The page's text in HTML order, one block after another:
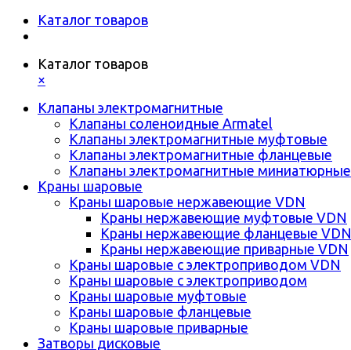
Каталог товаров
Каталог товаров
×
Клапаны электромагнитные
Клапаны соленоидные Armatel
Клапаны электромагнитные муфтовые
Клапаны электромагнитные фланцевые
Клапаны электромагнитные миниатюрные
Краны шаровые
Краны шаровые нержавеющие VDN
Краны нержавеющие муфтовые VDN
Краны нержавеющие фланцевые VDN
Краны нержавеющие приварные VDN
Краны шаровые с электроприводом VDN
Краны шаровые с электроприводом
Краны шаровые муфтовые
Краны шаровые фланцевые
Краны шаровые приварные
Затворы дисковые